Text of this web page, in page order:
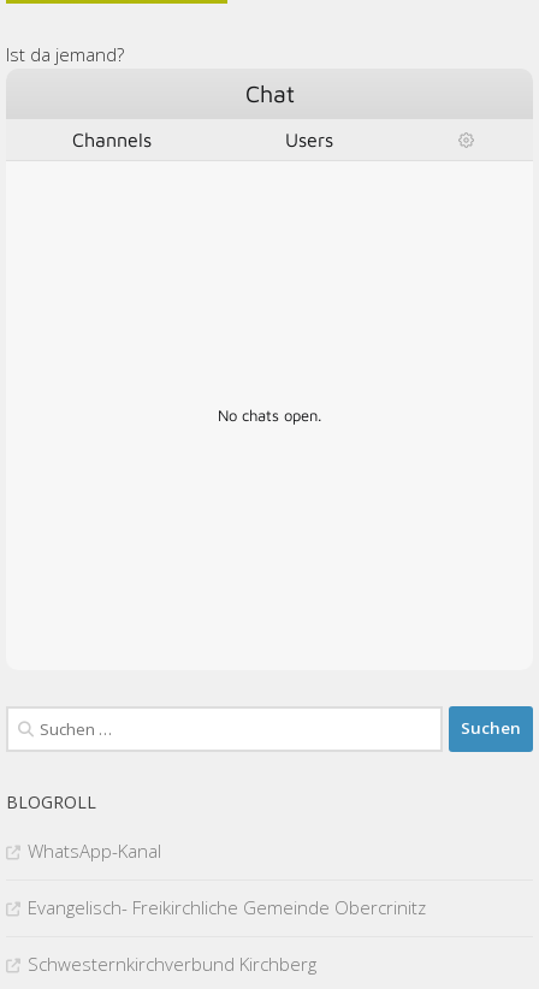
Ist da jemand?
Chat
Channels Users
No chats open.
Suchen
nach:
BLOGROLL
WhatsApp-Kanal
Evangelisch- Freikirchliche Gemeinde Obercrinitz
Schwesternkirchverbund Kirchberg